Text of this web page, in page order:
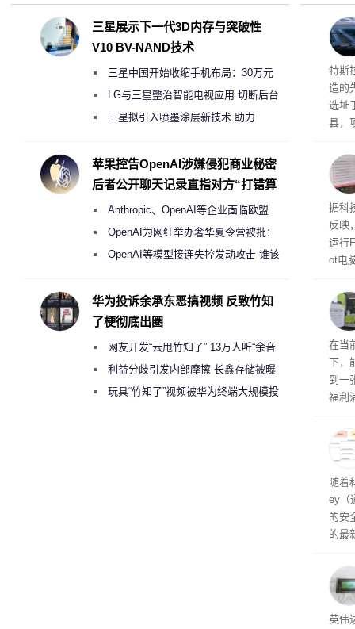
特斯
造的
选址
县，
在
疑
建
超 1
患
据科
反映
运行
ot电
在当
下，
到一
福利
州
家
这一
（
户
随着
ey（
的安
的最
内
以利
并
在线
英伟
三星展示下一代3D内存与突破性
V10 BV-NAND技术
三星中国开始收缩手机布局：30万元
月销售额不达标门店 将被逐步清退
LG与三星整治智能电视应用 切断后台
偷偷共享带宽的违规行为
三星拟引入喷墨涂层新技术 助力
度
苹果控告OpenAI涉嫌侵犯商业秘密
后者公开聊天记录直指对方“打错算
Anthropic、OpenAI等企业面临欧盟
《人工智能法案》全新执法权限审查
OpenAI为网红举办奢华夏令营被批：
2000美元一晚 遭讽“反乌托邦”
OpenAI等模型接连失控发动攻击 谁该
华为投诉余承东恶搞视频 反致竹知
了梗彻底出圈
网友开发“云甩竹知了” 13万人听“余音
绕梁”利益分歧引发内部摩擦 长鑫存储被曝
曾将华为驻场工程师驱逐出研发基地
玩具“竹知了”视频被华为终端大规模投